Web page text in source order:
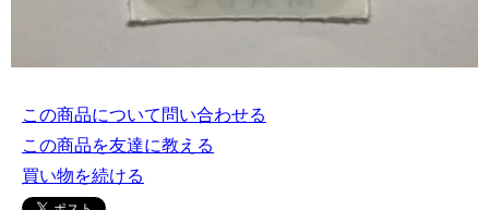
この商品について問い合わせる
この商品を友達に教える
買い物を続ける